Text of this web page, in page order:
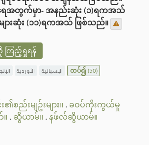
ေအတွက်မှာ- အနည်းဆုံး (၁)ရကအသ်
များဆုံး (၁၁)ရကအသ် ဖြစ်သည်။
ကြည့်ရှုရန်
الأوردية الإسبانية ထပ်၍(50)
စည်းမျဥ်းများ။ .ခဝပ်ကိုးကွယ်မှု
.ဆွိယာမ်။ .နဖ်လ်ဆွိယာမ်။